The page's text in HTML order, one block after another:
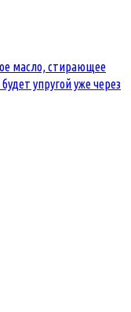
масло, стирающее
упругой уже через